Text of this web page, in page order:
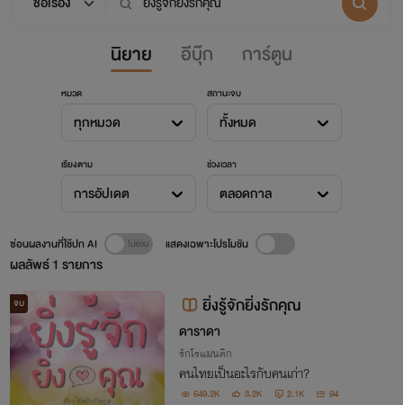
นิยาย อีบุ๊ก การ์ตูน
หมวด
ทุกหมวด
สถานะจบ
ทั้งหมด
เรียงตาม
การอัปเดต
ช่วงเวลา
ตลอดกาล
ผลลัพธ์1 รายการ
ซ่อนผลงานที่ใช้ปก AI แสดงเฉพาะโปรโมชัน
จบ ยิ่งรู้จักยิ่งรักคุณ
ดาราดา
รักโรแมนติก
คนไทยเป็นอะไรกับคนเก่า?
649.2K 3.2K 2.1K 94